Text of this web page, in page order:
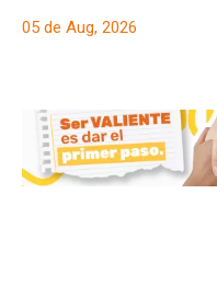
05 de Aug, 2026